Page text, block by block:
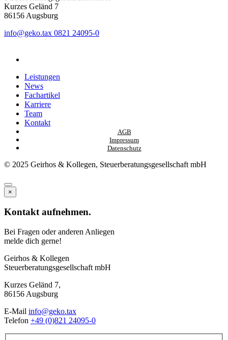
Kurzes Geländ 7
86156 Augsburg
info@geko.tax 0821 24095-0
Leistungen
News
Fachartikel
Karriere
Team
Kontakt
AGB
Impressum
Datenschutz
© 2025 Geirhos & Kollegen, Steuerberatungsgesellschaft mbH
×
Kontakt aufnehmen.
Bei Fragen oder anderen Anliegen
melde dich gerne!
Geirhos & Kollegen
Steuerberatungsgesellschaft mbH
Kurzes Geländ 7,
86156 Augsburg
E-Mail info@geko.tax
Telefon +49 (0)821 24095-0